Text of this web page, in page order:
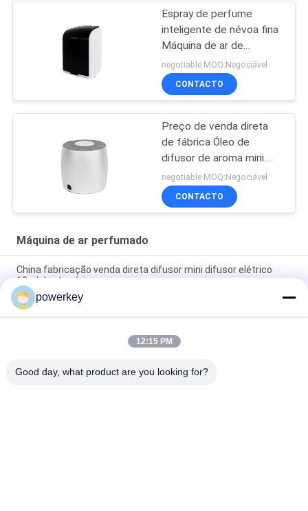
Espray de perfume
inteligente de névoa fina
Máquina de ar de
perfume de plástico
Rohs Aroma aprovado
pela Fcc
negotiable MOQ:Negociável
CONTACTO
Preço de venda direta
de fábrica Óleo de
difusor de aroma mini
difusor de 60 ml de
alumínio
negotiable MOQ:Negociável
CONTACTO
Máquina de ar perfumado
China fabricação venda direta difusor mini difusor elétrico
60ml de alumínio
Preço de venda direta da fábrica difusor de óleo essencial de
aroma mini 60ml alumínio
Máquina de difusão de óleos essenciais premium de 100 ml
powerkey
12:15 PM
Good day, what product are you looking for?